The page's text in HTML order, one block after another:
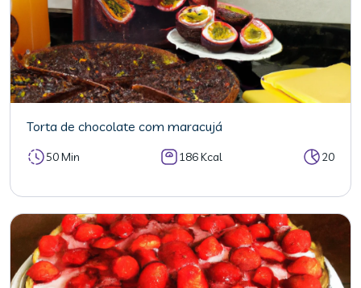
Torta de chocolate com maracujá
50 Min 186 Kcal 20